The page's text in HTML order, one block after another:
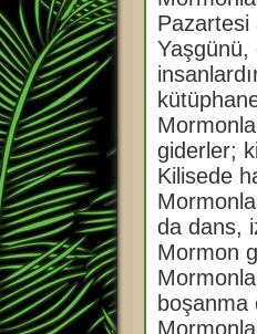
Pazartesi
Yaşgünü,
giderler;
Kilisede
da dans,
Mormon
boşanma